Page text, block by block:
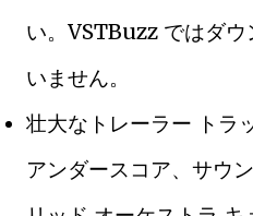
い。VSTBuzz ではダ
いません。
壮大なトレーラー トラ
アンダースコア、サウ